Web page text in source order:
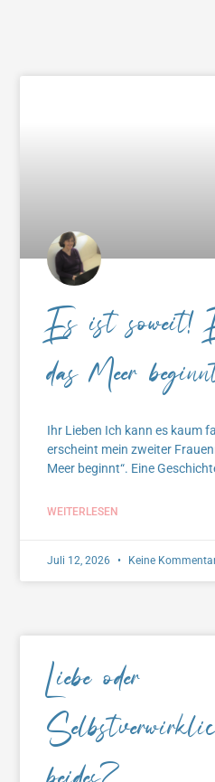
Es ist
das Meer
Ihr Lieben Ich kann es kaum
erscheint mein zweiter
Meer beginnt“. Eine
WEITERLESEN
Juli 12, 2026 Keine
Liebe oder